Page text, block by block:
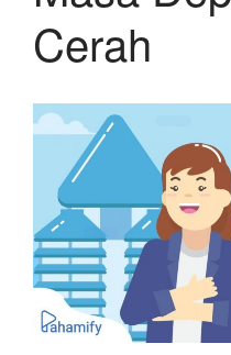
Cerah